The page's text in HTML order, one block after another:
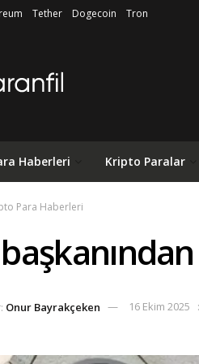
Tether Dogecoin Tron
Haberleri Kripto Paralar
Para Haberleri
Onur Bayrakçeken 16 Ekim 2025 :